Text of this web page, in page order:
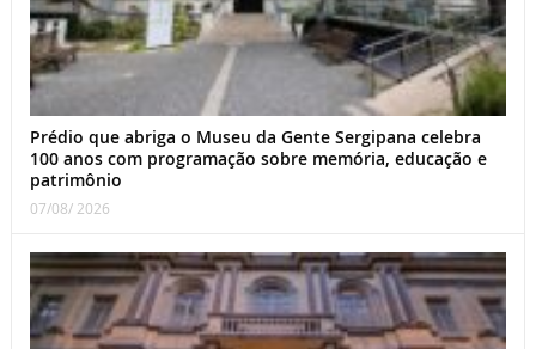
Prédio que abriga o Museu da Gente Sergipana celebra
100 anos com programação sobre memória, educação e
patrimônio
07/08/ 2026